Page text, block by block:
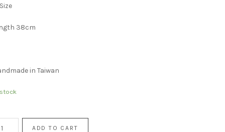
38cm
in Taiwan
ADD TO CART